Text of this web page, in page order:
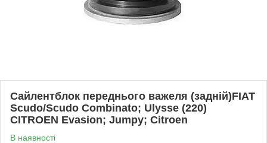
Cайлентблок переднього важеля (задній)FIAT
Scudo/Scudo Combinato; Ulysse (220)
CITROEN Evasion; Jumpy; Citroen
В наявності